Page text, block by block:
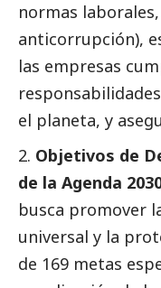
normas
anticorrupción),
las empresas
el planeta, y
Objetivos de
de la Agenda
busca promover
universal y la
de 169 metas